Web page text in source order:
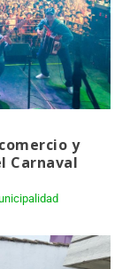
y
Carnaval